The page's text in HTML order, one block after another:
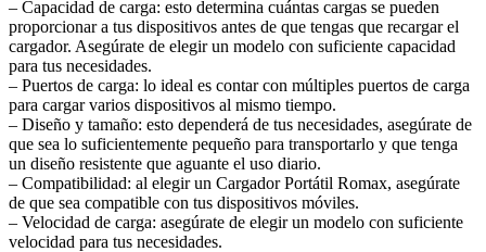
– Capacidad de carga: esto determina cuántas cargas se pueden
proporcionar a tus dispositivos antes de que tengas que recargar el
cargador. Asegúrate de elegir un modelo con suficiente capacidad
para tus necesidades.
– Puertos de carga: lo ideal es contar con múltiples puertos de carga
para cargar varios dispositivos al mismo tiempo.
– Diseño y tamaño: esto dependerá de tus necesidades, asegúrate de
que sea lo suficientemente pequeño para transportarlo y que tenga
un diseño resistente que aguante el uso diario.
– Compatibilidad: al elegir un Cargador Portátil Romax, asegúrate
de que sea compatible con tus dispositivos móviles.
– Velocidad de carga: asegúrate de elegir un modelo con suficiente
velocidad para tus necesidades.